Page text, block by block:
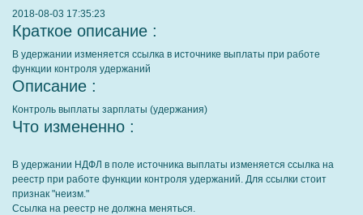
2018-08-03 17:35:23
Краткое описание :
В удержании изменяется ссылка в источнике выплаты при работе
функции контроля удержаний
Описание :
Контроль выплаты зарплаты (удержания)
Что измененно :
В удержании НДФЛ в поле источника выплаты изменяется ссылка на
реестр при работе функции контроля удержаний. Для ссылки стоит
признак "неизм."
Ссылка на реестр не должна меняться.